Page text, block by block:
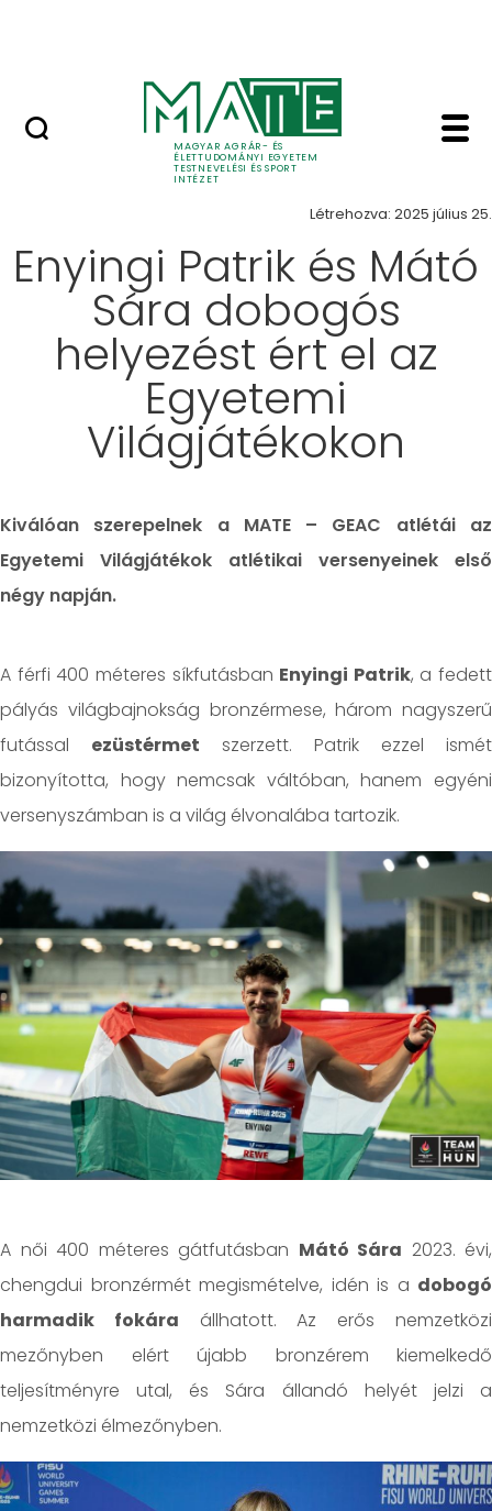
MAGYAR AGRÁR- ÉS
ÉLETTUDOMÁNYI EGYETEM
TESTNEVELÉSI ÉS SPORT
INTÉZET
Hír - Testnevelési és
Hírek
Létrehozva: 2025 július 25.
Enyingi Patrik és Mátó
Sára dobogós
helyezést ért el az
Egyetemi
Világjátékokon
Kiválóan szerepelnek a MATE – GEAC atlétái az
Egyetemi Világjátékok atlétikai versenyeinek első
négy napján.
A férfi 400 méteres síkfutásban Enyingi Patrik, a fedett
pályás világbajnokság bronzérmese, három nagyszerű
futással ezüstérmet szerzett. Patrik ezzel ismét
bizonyította, hogy nemcsak váltóban, hanem egyéni
versenyszámban is a világ élvonalába tartozik.
A női 400 méteres gátfutásban Mátó Sára 2023. évi,
chengdui bronzérmét megismételve, idén is a dobogó
harmadik fokára állhatott. Az erős nemzetközi
mezőnyben elért újabb bronzérem kiemelkedő
teljesítményre utal, és Sára állandó helyét jelzi a
nemzetközi élmezőnyben.